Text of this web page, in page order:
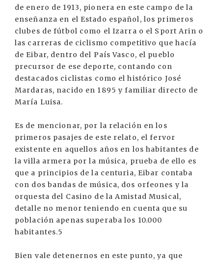
de enero de 1913, pionera en este campo de la
enseñanza en el Estado español, los primeros
clubes de fútbol como el Izarra o el Sport Arin o
las carreras de ciclismo competitivo que hacía
de Eibar, dentro del País Vasco, el pueblo
precursor de ese deporte, contando con
destacados ciclistas como el histórico José
Mardaras, nacido en 1895 y familiar directo de
María Luisa.
Es de mencionar, por la relación en los
primeros pasajes de este relato, el fervor
existente en aquellos años en los habitantes de
la villa armera por la música, prueba de ello es
que a principios de la centuria, Eibar contaba
con dos bandas de música, dos orfeones y la
orquesta del Casino de la Amistad Musical,
detalle no menor teniendo en cuenta que su
población apenas superaba los 10.000
habitantes.5
Bien vale detenernos en este punto, ya que